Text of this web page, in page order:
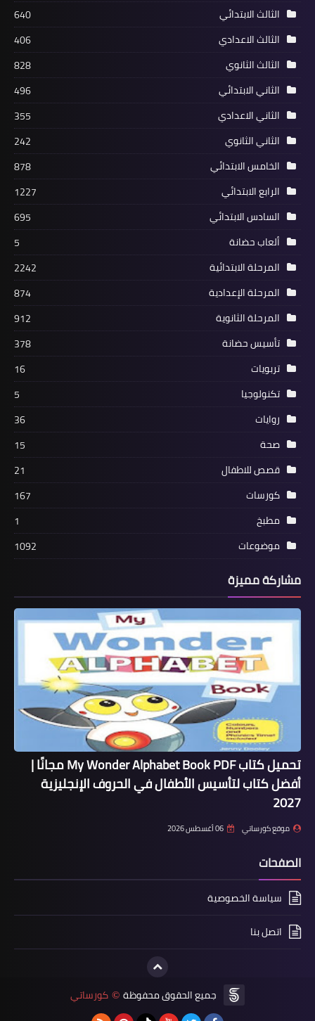
الثالث الابتدائي
640
الثالث الاعدادي
406
الثالث الثانوي
828
الثاني الابتدائي
496
الثاني الاعدادي
355
الثاني الثانوي
242
الخامس الابتدائي
878
الرابع الابتدائي
1227
السادس الابتدائي
695
ألعاب حضانة
5
المرحلة الابتدائية
2242
المرحلة الإعدادية
874
المرحلة الثانوية
912
تأسيس حضانة
378
تربويات
16
تكنولوجيا
5
روايات
36
صحة
15
قصص للاطفال
21
كورسات
167
مطبخ
1
موضوعات
1092
مشاركة مميزة
تحميل كتاب My Wonder Alphabet Book PDF مجانًا |
أفضل كتاب لتأسيس الأطفال في الحروف الإنجليزية
2027
موقع كورساتي 06 أغسطس 2026
الصفحات
سياسة الخصوصية
اتصل بنا
جميع الحقوق محفوظة © كورساتي